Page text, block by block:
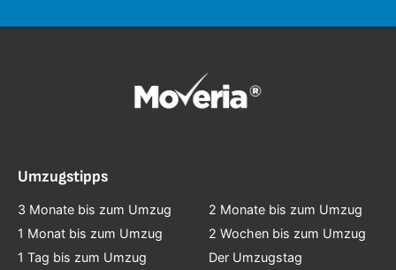
Umzugstipps
3 Monate bis zum Umzug
1 Monat bis zum Umzug
1 Tag bis zum Umzug
2 Monate bis zum Umzug
2 Wochen bis zum Umzug
Der Umzugstag